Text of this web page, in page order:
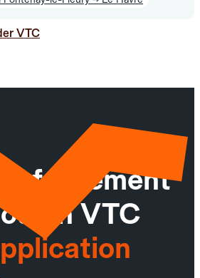
VTC
facilement
ou un VTC